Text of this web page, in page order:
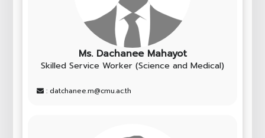
Ms. Dachanee Mahayot
Skilled Service Worker (Science and Medical)
: datchanee.m@cmu.ac.th